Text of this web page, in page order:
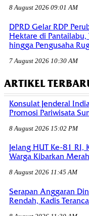
8 August 2026 09:01 AM
DPRD Gelar RDP
Hektare di Pantailabu,
hingga Pengusaha
7 August 2026 10:30 AM
ARTIKEL
Konsulat Jenderal
Promosi Pariwisata
8 August 2026 15:02 PM
Jelang HUT Ke-81 RI,
Warga Kibarkan
8 August 2026 11:45 AM
Serapan Anggaran
Rendah, Kadis